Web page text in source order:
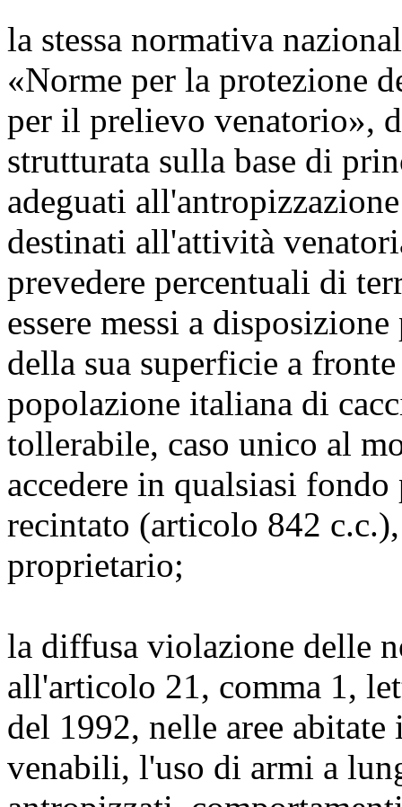
la stessa normativa
«Norme per la protezione
per il prelievo venatorio»,
strutturata sulla base di
adeguati
destinati all'attività
prevedere percentuali di
essere messi a
della sua superficie a
popolazione italiana di
tollerabile, caso unico al
accedere in qualsiasi
recintato (articolo 842
proprietario;
la diffusa violazione delle
all'articolo 21, comma 1,
del 1992, nelle aree
venabili, l'uso di armi a